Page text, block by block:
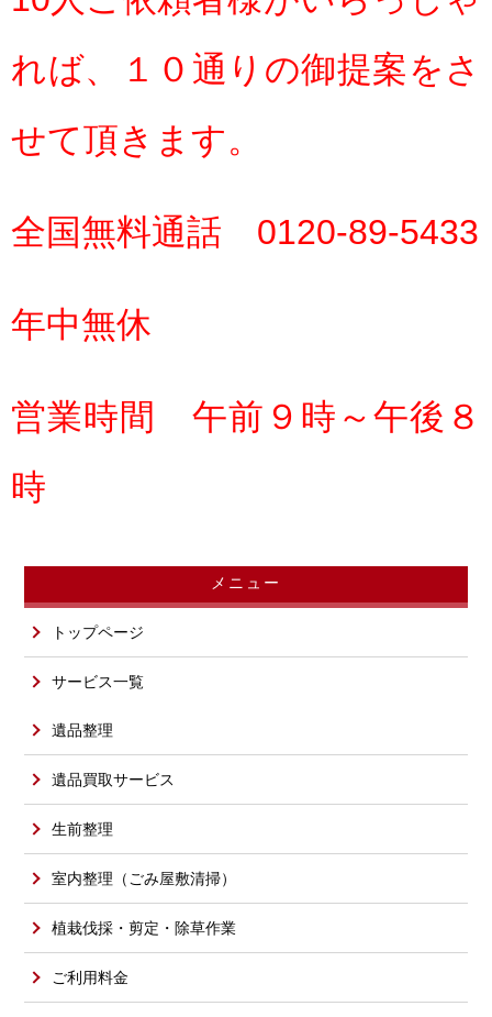
れば、１０通りの御提案をさ
せて頂きます。
全国無料通話 0120-89-5433
年中無休
営業時間 午前９時～午後８
時
メニュー
トップページ
サービス一覧
遺品整理
遺品買取サービス
生前整理
室内整理（ごみ屋敷清掃）
植栽伐採・剪定・除草作業
ご利用料金